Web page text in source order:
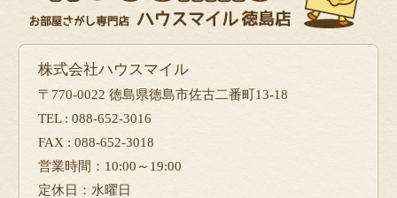
株式会社ハウスマイル
〒770-0022 徳島県徳島市佐古二番町13-18
TEL : 088-652-3016
FAX : 088-652-3018
営業時間：10:00～19:00
定休日：水曜日